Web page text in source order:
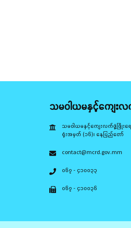
သမဝါယမနှင့်ကျေးလ
သမဝါယမနှင့်ကျေးလက်ဖွံ့ဖြိုးရေ
ရုံးအမှတ် (၁၆)၊ နေပြည်တော်
contact@mcrd.gov.mm
၀၆၇ - ၄၁၀၀၃၃
၀၆၇ - ၄၁၀၀၃၆